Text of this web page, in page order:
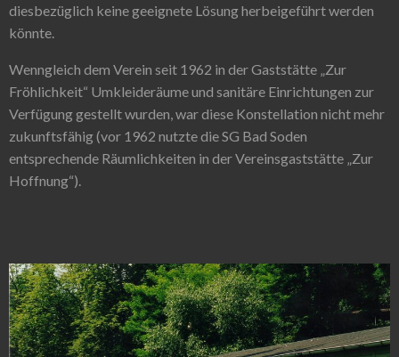
diesbezüglich keine geeignete Lösung herbeigeführt werden
könnte.
Wenngleich dem Verein seit 1962 in der Gaststätte „Zur
Fröhlichkeit“ Umkleideräume und sanitäre Einrichtungen zur
Verfügung gestellt wurden, war diese Konstellation nicht mehr
zukunftsfähig (vor 1962 nutzte die SG Bad Soden
entsprechende Räumlichkeiten in der Vereinsgaststätte „Zur
Hoffnung“).